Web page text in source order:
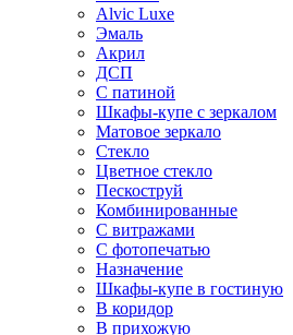
Alvic Luxe
Эмаль
Акрил
ДСП
С патиной
Шкафы-купе с зеркалом
Матовое зеркало
Стекло
Цветное стекло
Пескоструй
Комбинированные
С витражами
С фотопечатью
Назначение
Шкафы-купе в гостиную
В коридор
В прихожую